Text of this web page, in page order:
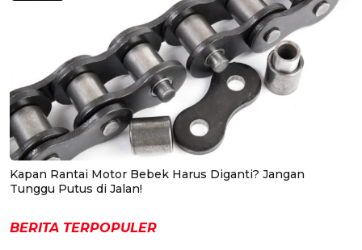
Kapan Rantai Motor Bebek Harus Diganti? Jangan
Tunggu Putus di Jalan!
BERITA TERPOPULER